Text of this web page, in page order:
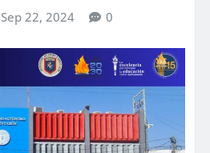
Sep 22, 2024 0